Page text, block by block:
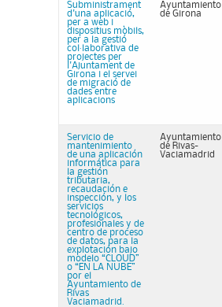
Subministrament
d'una aplicació,
per a web i
dispositius mòbils,
per a la gestió
col·laborativa de
projectes per
l'Ajuntament de
Girona i el servei
de migració de
dades entre
aplicacions
Ayuntamiento
de Girona
Servicio de
mantenimiento
de una aplicación
informática para
la gestión
tributaria,
recaudación e
inspección, y los
servicios
tecnológicos,
profesionales y de
centro de proceso
de datos, para la
explotación bajo
modelo “CLOUD”
o “EN LA NUBE”
por el
Ayuntamiento de
Rivas
Vaciamadrid.
Ayuntamiento
de Rivas-
Vaciamadrid